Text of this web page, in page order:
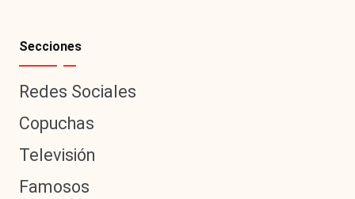
Secciones
Redes Sociales
Copuchas
Televisión
Famosos